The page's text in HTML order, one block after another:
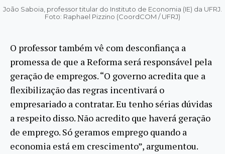
João Saboia, professor titular do Instituto de Economia (IE) da UFRJ.
Foto: Raphael Pizzino (CoordCOM / UFRJ)
O professor também vê com desconfiança a
promessa de que a Reforma será responsável pela
geração de empregos. “O governo acredita que a
flexibilização das regras incentivará o
empresariado a contratar. Eu tenho sérias dúvidas
a respeito disso. Não acredito que haverá geração
de emprego. Só geramos emprego quando a
economia está em crescimento”, argumentou.